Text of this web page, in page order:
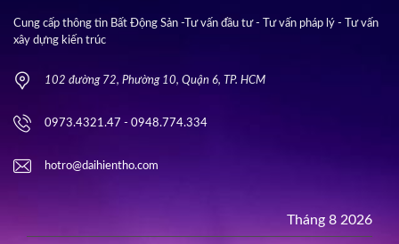
Cung cấp thông tin Bất Động Sản -Tư vấn đầu tư - Tư vấn pháp lý - Tư vấn
xây dựng kiến trúc
102 đường 72, Phường 10, Quận 6, TP. HCM
0973.4321.47 - 0948.774.334
hotro@daihientho.com
Tháng 8 2026